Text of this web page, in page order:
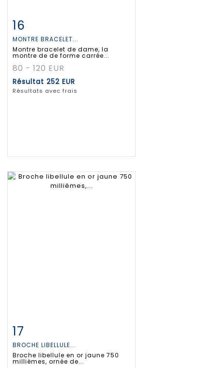
Fiche détaillée
16
MONTRE BRACELET...
Montre bracelet de dame, la
montre de de forme carrée...
80 - 120 EUR
Résultat 252 EUR
Résultats avec frais
Fiche détaillée
17
BROCHE LIBELLULE...
Broche libellule en or jaune 750
millièmes, ornée de...